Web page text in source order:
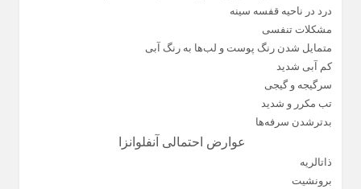
درد در ناحیه قفسه سینه
مشکلات تنفسی
متمایل شدن رنگ پوست و لب‌ها به رنگ آبی
کم آبی شدید
سرگیجه و گیجی
تب مکرر و شدید
بدترشدن سرفه‌ها
عوارض احتمالی آنفلوانزا
ذاتالریه
برونشیت